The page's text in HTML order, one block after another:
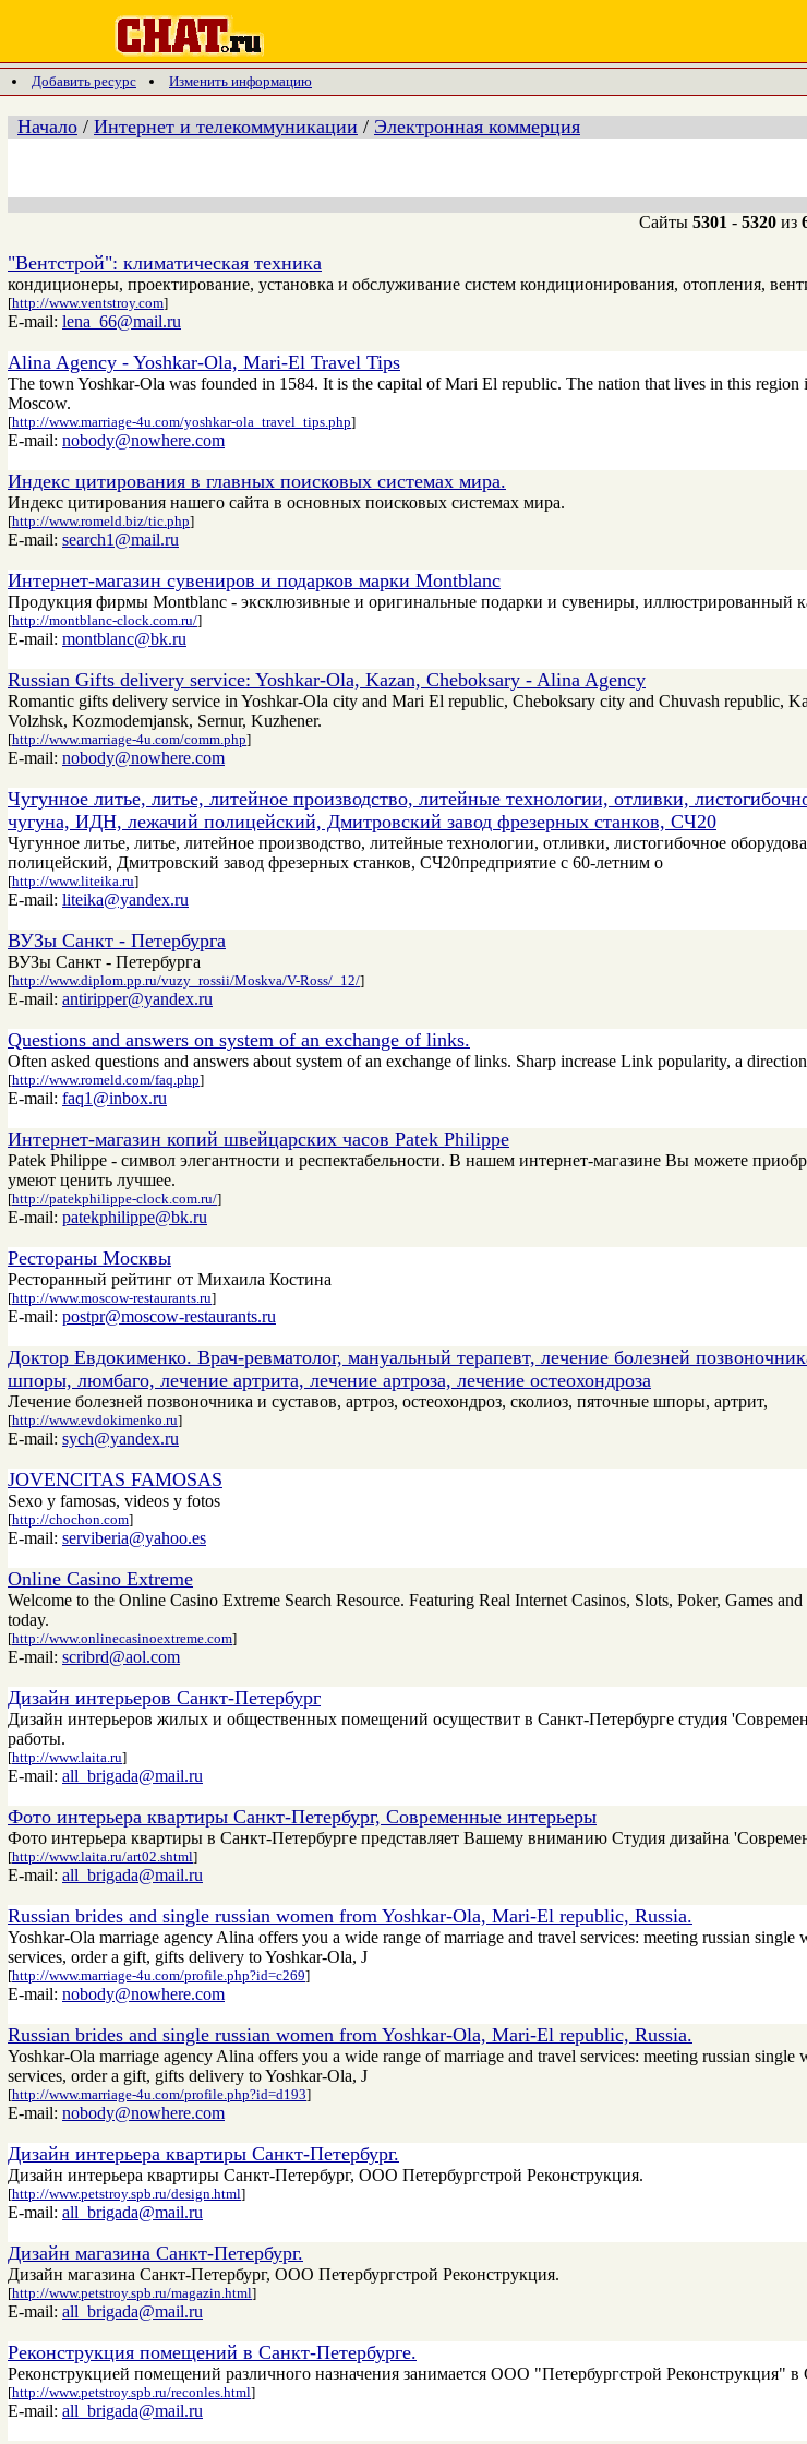
Добавить ресурс Изменить информацию
Начало / Интернет и телекоммуникации / Электронная коммерция
Сайты 5301 - 5320из
"Вентстрой": климатическая техника
кондиционеры, проектирование, установка и обслуживание систем кондиционирования, отопления,
[http://www.ventstroy.com]
E-mail: lena_66@mail.ru
Alina Agency - Yoshkar-Ola, Mari-El Travel Tips
The town Yoshkar-Ola was founded in 1584. It is the capital of Mari El republic. The nation that lives in this
Moscow.
[http://www.marriage-4u.com/yoshkar-ola_travel_tips.php]
E-mail: nobody@nowhere.com
Индекс цитирования в главных поисковых системах мира.
Индекс цитирования нашего сайта в основных поисковых системах мира.
[http://www.romeld.biz/tic.php]
E-mail: search1@mail.ru
Интернет-магазин сувениров и подарков марки Montblanc
Продукция фирмы Montblanc - эксклюзивные и оригинальные подарки и сувениры, иллюстрированный
[http://montblanc-clock.com.ru/]
E-mail: montblanc@bk.ru
Russian Gifts delivery service: Yoshkar-Ola, Kazan, Cheboksary - Alina Agency
Romantic gifts delivery service in Yoshkar-Ola city and Mari El republic, Cheboksary city and Chuvash republic,
Volzhsk, Kozmodemjansk, Sernur, Kuzhener.
[http://www.marriage-4u.com/comm.php]
E-mail: nobody@nowhere.com
Чугунное литье, литье, литейное производство, литейные технологии, отливки,
чугуна, ИДН, лежачий полицейский, Дмитровский завод фрезерных станков, СЧ20
Чугунное литье, литье, литейное производство, литейные технологии, отливки, листогибочное
полицейский, Дмитровский завод фрезерных станков, СЧ20предприятие с 60-летним о
[http://www.liteika.ru]
E-mail: liteika@yandex.ru
ВУЗы Санкт - Петербурга
ВУЗы Санкт - Петербурга
[http://www.diplom.pp.ru/vuzy_rossii/Moskva/V-Ross/_12/]
E-mail: antiripper@yandex.ru
Questions and answers on system of an exchange of links.
Often asked questions and answers about system of an exchange of links. Sharp increase Link popularity, a
[http://www.romeld.com/faq.php]
E-mail: faq1@inbox.ru
Интернет-магазин копий швейцарских часов Patek Philippe
Patek Philippe - символ элегантности и респектабельности. В нашем интернет-магазине Вы можете
умеют ценить лучшее.
[http://patekphilippe-clock.com.ru/]
E-mail: patekphilippe@bk.ru
Рестораны Москвы
Ресторанный рейтинг от Михаила Костина
[http://www.moscow-restaurants.ru]
E-mail: postpr@moscow-restaurants.ru
Доктор Евдокименко. Врач-ревматолог, мануальный терапевт, лечение болезней
шпоры, люмбаго, лечение артрита, лечение артроза, лечение остеохондроза
Лечение болезней позвоночника и суставов, артроз, остеохондроз, сколиоз, пяточные шпоры, артрит,
[http://www.evdokimenko.ru]
E-mail: sych@yandex.ru
JOVENCITAS FAMOSAS
Sexo y famosas, videos y fotos
[http://chochon.com]
E-mail: serviberia@yahoo.es
Online Casino Extreme
Welcome to the Online Casino Extreme Search Resource. Featuring Real Internet Casinos, Slots, Poker, Games
today.
[http://www.onlinecasinoextreme.com]
E-mail: scribrd@aol.com
Дизайн интерьеров Санкт-Петербург
Дизайн интерьеров жилых и общественных помещений осуществит в Санкт-Петербурге студия
работы.
[http://www.laita.ru]
E-mail: all_brigada@mail.ru
Фото интерьера квартиры Санкт-Петербург, Современные интерьеры
Фото интерьера квартиры в Санкт-Петербурге представляет Вашему вниманию Студия дизайна
[http://www.laita.ru/art02.shtml]
E-mail: all_brigada@mail.ru
Russian brides and single russian women from Yoshkar-Ola, Mari-El republic, Russia.
Yoshkar-Ola marriage agency Alina offers you a wide range of marriage and travel services: meeting russian
services, order a gift, gifts delivery to Yoshkar-Ola, J
[http://www.marriage-4u.com/profile.php?id=c269]
E-mail: nobody@nowhere.com
Russian brides and single russian women from Yoshkar-Ola, Mari-El republic, Russia.
Yoshkar-Ola marriage agency Alina offers you a wide range of marriage and travel services: meeting russian
services, order a gift, gifts delivery to Yoshkar-Ola, J
[http://www.marriage-4u.com/profile.php?id=d193]
E-mail: nobody@nowhere.com
Дизайн интерьера квартиры Санкт-Петербург.
Дизайн интерьера квартиры Санкт-Петербург, ООО Петербургстрой Реконструкция.
[http://www.petstroy.spb.ru/design.html]
E-mail: all_brigada@mail.ru
Дизайн магазина Санкт-Петербург.
Дизайн магазина Санкт-Петербург, ООО Петербургстрой Реконструкция.
[http://www.petstroy.spb.ru/magazin.html]
E-mail: all_brigada@mail.ru
Реконструкция помещений в Санкт-Петербурге.
Реконструкцией помещений различного назначения занимается ООО "Петербургстрой Реконструкция" в
[http://www.petstroy.spb.ru/reconles.html]
E-mail: all_brigada@mail.ru